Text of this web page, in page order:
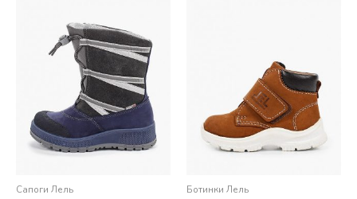
Сапоги Лель Ботинки Лель